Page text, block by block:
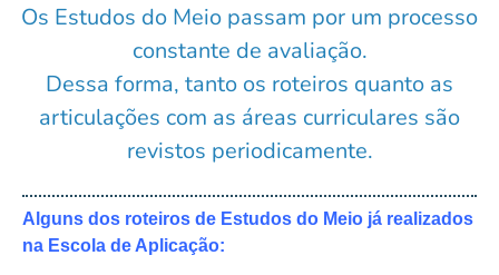
Os Estudos do Meio passam por um processo
constante de avaliação.
Dessa forma, tanto os roteiros quanto as
articulações com as áreas curriculares são
revistos periodicamente.
Alguns dos roteiros de Estudos do Meio já realizados
na Escola de Aplicação: